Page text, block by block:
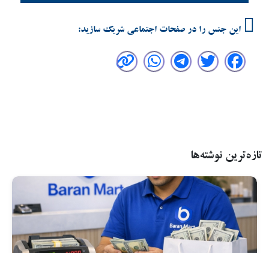
این جنس را در صفحات اجتماعی شریک سازید:
تازه‌ترین نوشته‌ها